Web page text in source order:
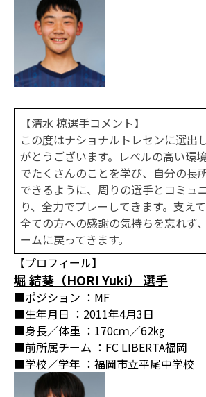
【清水 椋選手コメント】
この度はナショナルトレセンに選出
がとうございます。レベルの高い環
でたくさんのことを学び、自分の長
できるように、周りの選手とコミュ
り、全力でプレーしてきます。支え
全ての方への感謝の気持ちを忘れず
ームに戻ってきます。
【プロフィール】
堀 結葵（HORI Yuki） 選手
■ポジション ：MF
■生年月日 ：2011年4月3日
■身長／体重 ：170cｍ／62㎏
■前所属チーム ：FC LIBERTA福岡
■学校／学年 ：福岡市立平尾中学校